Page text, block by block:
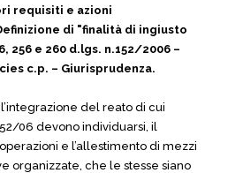
requisiti e azioni
di "finalità di ingiusto
256 e 260 d.lgs. n.152/2006 –
c.p. – Giurisprudenza.
del reato di cui
06 devono individuarsi, il
e l’allestimento di mezzi
organizzate, che le stesse siano